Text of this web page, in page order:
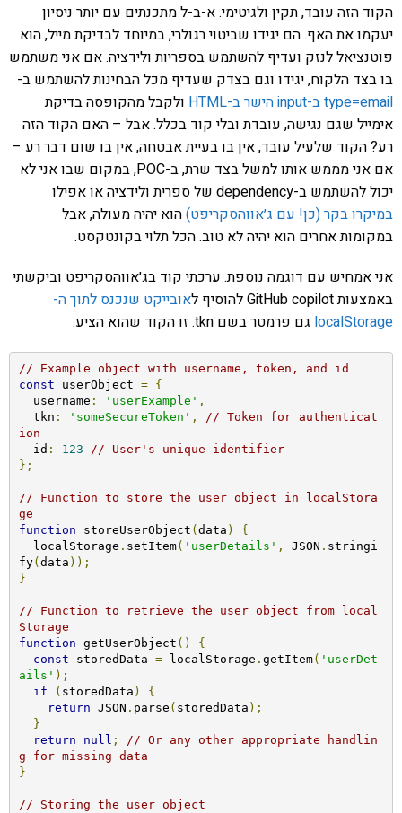
הקוד הזה עובד, תקין ולגיטימי. א-ב-ל מתכנתים עם יותר ניסיון
יעקמו את האף. הם יגידו שביטוי רגולרי, במיוחד לבדיקת מייל, הוא
פוטנציאל לנזק ועדיף להשתמש בספריות ולידציה. אם אני משתמש
בו בצד הלקוח, יגידו וגם בצדק שעדיף מכל הבחינות להשתמש ב-
type=email ב-input הישר ב-HTML
ולקבל מהקופסה בדיקת
אימייל שגם נגישה, עובדת ובלי קוד בכלל. אבל – האם הקוד הזה
רע? הקוד שלעיל עובד, אין בו בעיית אבטחה, אין בו שום דבר רע –
אם אני מממש אותו למשל בצד שרת, ב-POC, במקום שבו אני לא
יכול להשתמש ב-dependency של ספרית ולידציה או אפילו
במיקרו בקר (כן! עם ג׳אווהסקריפט)הוא יהיה מעולה, אבל
במקומות אחרים הוא יהיה לא טוב. הכל תלוי בקונטקסט.
אני אמחיש עם דוגמה נוספת. ערכתי קוד בג׳אווהסקריפט וביקשתי
באמצעות GitHub copilot להוסיף ל
אובייקט שנכנס לתוך ה-
localStorage גם פרמטר בשם tkn. זו הקוד שהוא הציע:
// Example object with username, token, and id
const userObject =
{
  username
: 'userExample' ,
  tkn
: 'someSecureToken' ,
// Token for authenticat
ion
  id
: 123
// User's unique identifier
};
// Function to store the user object in localStora
ge
function storeUserObject ( data )
{
  localStorage
. setItem( 'userDetails' , JSON . stringi
fy( data ));
}
// Function to retrieve the user object from local
Storage
function getUserObject ()
{
const storedData = localStorage . getItem( 'userDet
ails' );
if
( storedData )
{
return JSON . parse ( storedData );
}
return
null ;
// Or any other appropriate handlin
g for missing data
}
// Storing the user object